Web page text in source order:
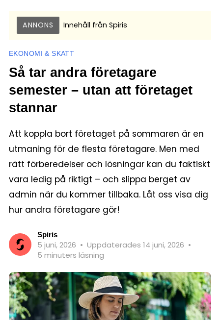
ANNONS Innehåll från Spiris
EKONOMI & SKATT
Så tar andra företagare
semester – utan att företaget
stannar
Att koppla bort företaget på sommaren är en
utmaning för de flesta företagare. Men med
rätt förberedelser och lösningar kan du faktiskt
vara ledig på riktigt – och slippa berget av
admin när du kommer tillbaka. Låt oss visa dig
hur andra företagare gör!
Spiris
5 juni, 2026 • Uppdaterades 14 juni, 2026 •
5 minuters läsning